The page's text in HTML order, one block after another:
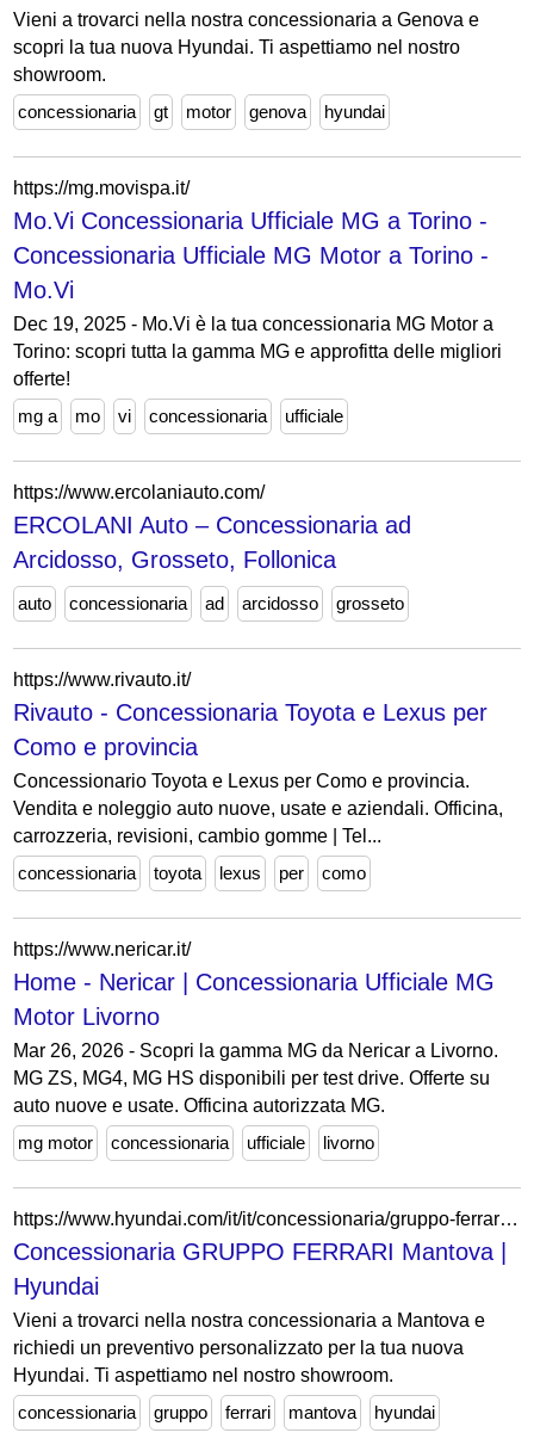
Vieni a trovarci nella nostra concessionaria a Genova e
scopri la tua nuova Hyundai. Ti aspettiamo nel nostro
showroom.
concessionaria
gt motor genova hyundai
https://mg.movispa.it/
Mo.Vi Concessionaria Ufficiale MG a Torino -
Concessionaria Ufficiale MG Motor a Torino -
Mo.Vi
Dec 19, 2025 - Mo.Vi è la tua concessionaria MG Motor a
Torino: scopri tutta la gamma MG e approfitta delle migliori
offerte!
mg a
mo vi concessionaria ufficiale
https://www.ercolaniauto.com/
ERCOLANI Auto – Concessionaria ad
Arcidosso, Grosseto, Follonica
auto concessionaria ad arcidosso grosseto
https://www.rivauto.it/
Rivauto - Concessionaria Toyota e Lexus per
Como e provincia
Concessionario Toyota e Lexus per Como e provincia.
Vendita e noleggio auto nuove, usate e aziendali. Officina,
carrozzeria, revisioni, cambio gomme | Tel...
concessionaria
toyota lexus per como
https://www.nericar.it/
Home - Nericar | Concessionaria Ufficiale MG
Motor Livorno
Mar 26, 2026 - Scopri la gamma MG da Nericar a Livorno.
MG ZS, MG4, MG HS disponibili per test drive. Offerte su
auto nuove e usate. Officina autorizzata MG.
mg motor
concessionaria ufficiale livorno
https://www.hyundai.com/it/it/concessionaria/gruppo-ferrari/richiedi-un-preventivo.html?select-model-name=6X%7C*%7C
Concessionaria GRUPPO FERRARI Mantova |
Hyundai
Vieni a trovarci nella nostra concessionaria a Mantova e
richiedi un preventivo personalizzato per la tua nuova
Hyundai. Ti aspettiamo nel nostro showroom.
concessionaria
gruppo ferrari mantova hyundai